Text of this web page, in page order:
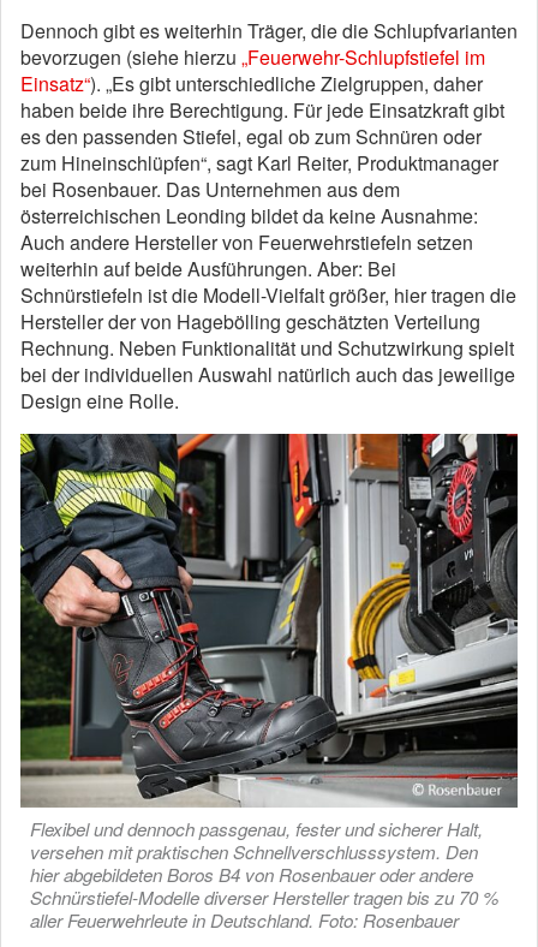
Dennoch gibt es weiterhin Träger, die die Schlupfvarianten
bevorzugen (siehe hierzu „Feuerwehr-Schlupfstiefel im
Einsatz“). „Es gibt unterschiedliche Zielgruppen, daher
haben beide ihre Berechtigung. Für jede Einsatzkraft gibt
es den passenden Stiefel, egal ob zum Schnüren oder
zum Hineinschlüpfen“, sagt Karl Reiter, Produktmanager
bei Rosenbauer. Das Unternehmen aus dem
österreichischen Leonding bildet da keine Ausnahme:
Auch andere Hersteller von Feuerwehrstiefeln setzen
weiterhin auf beide Ausführungen. Aber: Bei
Schnürstiefeln ist die Modell-Vielfalt größer, hier tragen die
Hersteller der von Hagebölling geschätzten Verteilung
Rechnung. Neben Funktionalität und Schutzwirkung spielt
bei der individuellen Auswahl natürlich auch das jeweilige
Design eine Rolle.
Flexibel und dennoch passgenau, fester und sicherer Halt,
versehen mit praktischen Schnellverschlusssystem. Den
hier abgebildeten Boros B4 von Rosenbauer oder andere
Schnürstiefel-Modelle diverser Hersteller tragen bis zu 70 %
aller Feuerwehrleute in Deutschland. Foto: Rosenbauer